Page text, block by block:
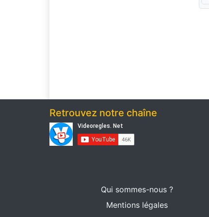
Retrouvez notre chaîne
Qui sommes-nous ?
Mentions légales